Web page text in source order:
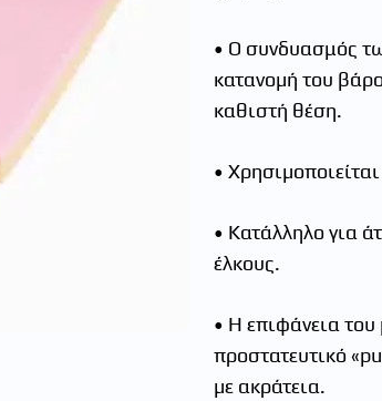
• Ο συνδυασμός
κατανοµή του
καθιστή θέση.
•
• Κατάλληλο για
έλκους.
• H επιφάνεια
προστατευτικό
µε ακράτεια.